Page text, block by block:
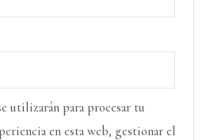
utilizarán para procesar tu
en esta web, gestionar el